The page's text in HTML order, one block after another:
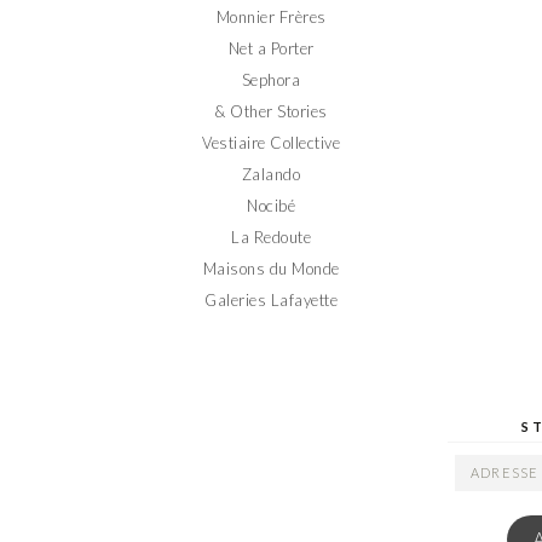
Monnier Frères
Net a Porter
Sephora
& Other Stories
Vestiaire Collective
Zalando
Nocibé
La Redoute
Maisons du Monde
Galeries Lafayette
ADRESSE